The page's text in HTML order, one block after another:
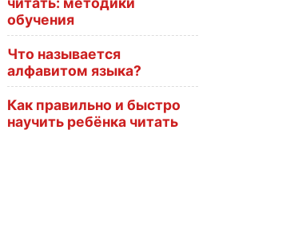
обучения
Что называется
алфавитом языка?
Как правильно и быстро
научить ребёнка читать